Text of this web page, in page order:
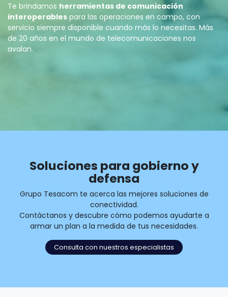
Te brindamos herramientas de comunicación
interoperables para las operaciones en campo, con
servicio siempre disponible cuando más lo necesitas. Más
de 20 años en el mundo de telecomunicaciones nos
avalan.
Soluciones para gobierno y
defensa
Grupo Tesacom te acerca las mejores soluciones de
conectividad.
Contáctanos y descubre cómo podemos ayudarte a
armar un plan a la medida de tus necesidades.
Consulta con nuestros especialistas